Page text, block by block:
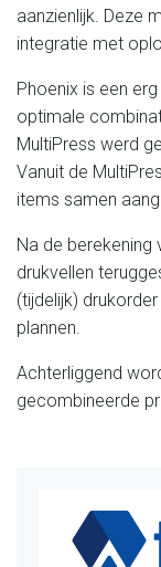
aanzienlijk. Deze
integratie met
Phoenix is een
optimale
MultiPress werd
Vanuit de
items samen
Na de berekening
drukvellen
(tijdelijk)
plannen.
Achterliggend
gecombineerde